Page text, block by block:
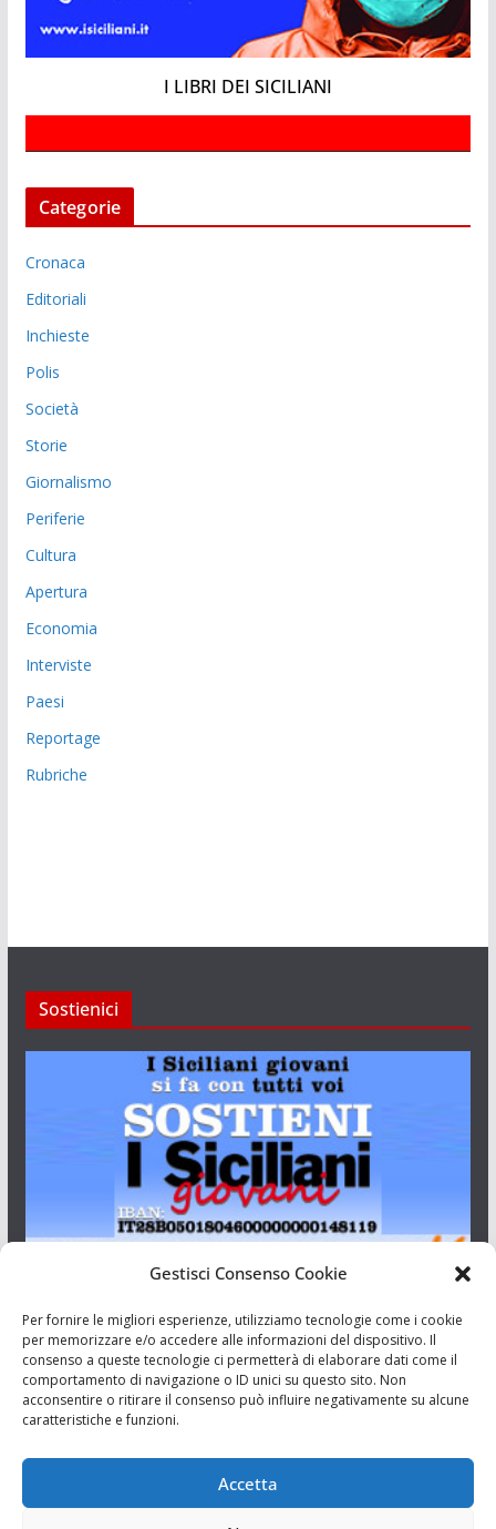
Gestisci Consenso Cookie
Per fornire le migliori esperienze, utilizziamo tecnologie come i cookie
per memorizzare e/o accedere alle informazioni del dispositivo. Il
consenso a queste tecnologie ci permetterà di elaborare dati come il
comportamento di navigazione o ID unici su questo sito. Non
acconsentire o ritirare il consenso può influire negativamente su alcune
caratteristiche e funzioni.
Accetta
I LIBRI DEI SICILIANI
Categorie
Cronaca
Editoriali
Inchieste
Polis
Società
Storie
Giornalismo
Periferie
Cultura
Apertura
Economia
Interviste
Paesi
Reportage
Rubriche
Sostienici
Aut. del tribunale di Catania n.23/2011 del 20/09/2011 Dir.
Resp. Riccardo Orioles.
Associazione Culturale I Siciliani Giovani
via Randazzo 27 Catania